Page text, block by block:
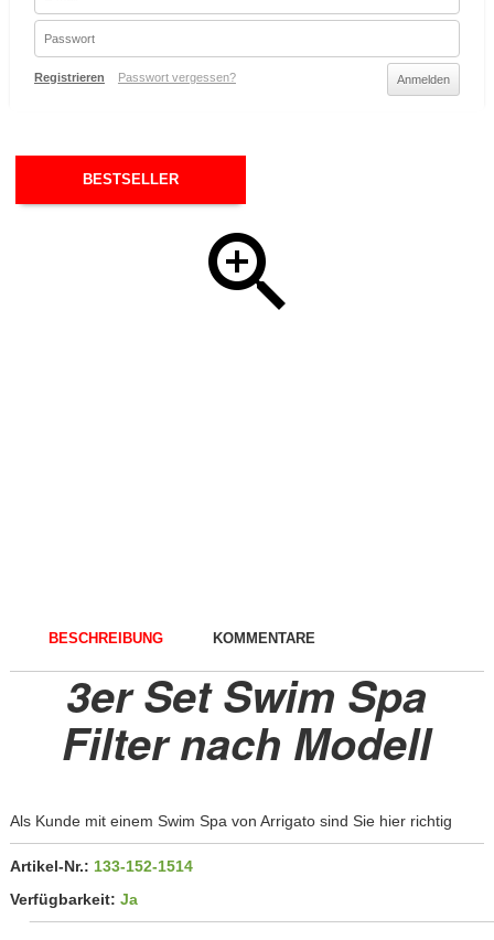
Registrieren Passwort vergessen?
BESTSELLER
BESCHREIBUNG KOMMENTARE
3er Set Swim Spa
Filter nach Modell
Als Kunde mit einem Swim Spa von Arrigato sind Sie hier richtig
Artikel-Nr.: 133-152-1514
Verfügbarkeit: Ja